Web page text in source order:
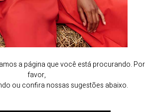
a página que você está procurando. Por
favor,
ou confira nossas sugestões abaixo.